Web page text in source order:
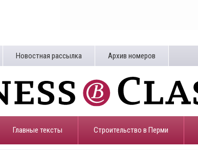
Новостная рассылка Архив номеров
Главные тексты Строительство в Перми